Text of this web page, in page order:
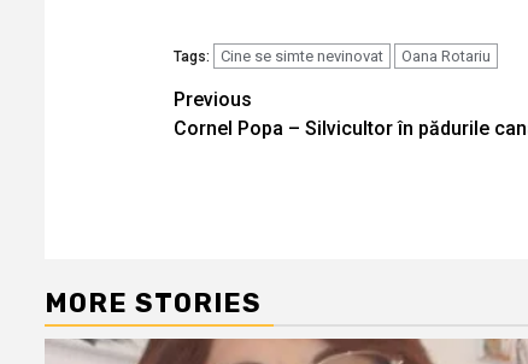
Tags: Cine se simte nevinovat Oana Rotariu
Continue
Reading
Previous
Cornel Popa – Silvicultor în pădurile
MORE STORIES